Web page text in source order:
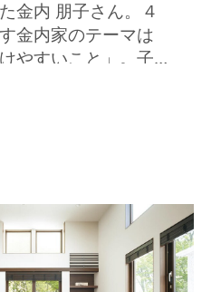
金内 朋子さん。４
金内家のテーマは
やすいこと」。子育